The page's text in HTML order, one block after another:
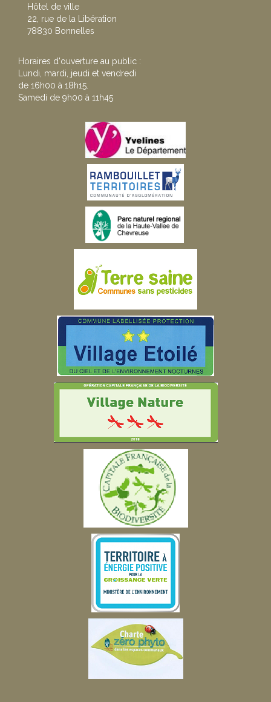
Hôtel de ville
22, rue de la Libération
78830 Bonnelles
Horaires d'ouverture au public :
Lundi, mardi, jeudi et vendredi
de 16h00 à 18h15.
Samedi de 9h00 à 11h45